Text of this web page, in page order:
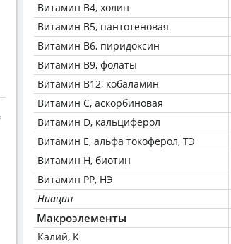
Витамин В4, холин
Витамин В5, пантотеновая
Витамин В6, пиридоксин
Витамин В9, фолаты
Витамин В12, кобаламин
Витамин C, аскорбиновая
Витамин D, кальциферол
Витамин Е, альфа токоферол, ТЭ
Витамин Н, биотин
Витамин РР, НЭ
Ниацин
Макроэлементы
Калий, K